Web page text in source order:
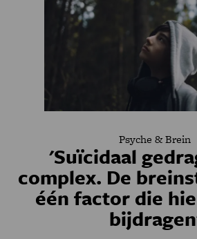
Psyche & Brein
'Suïcidaal
complex. De
één factor die